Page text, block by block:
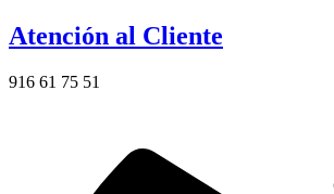
Atención al Cliente
916 61 75 51